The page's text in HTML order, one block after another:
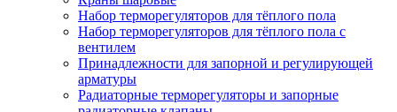
Набор терморегуляторов для тёплого пола
Набор терморегуляторов для тёплого пола с
вентилем
Принадлежности для запорной и регулирующей
арматуры
Радиаторные терморегуляторы и запорные